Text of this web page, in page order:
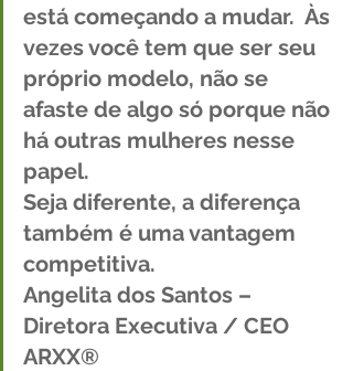
está começando a mudar.  Às
vezes você tem que ser seu
próprio modelo, não se
afaste de algo só porque não
há outras mulheres nesse
papel.
Seja diferente, a diferença
também é uma vantagem
competitiva.
Angelita dos Santos –
Diretora Executiva / CEO
ARXX®